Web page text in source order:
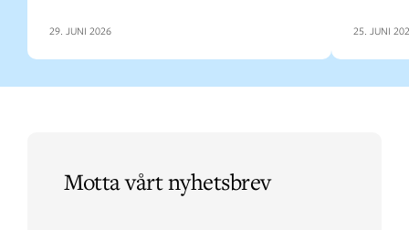
29. JUNI 2026 25. JUNI
Motta vårt nyhetsbrev